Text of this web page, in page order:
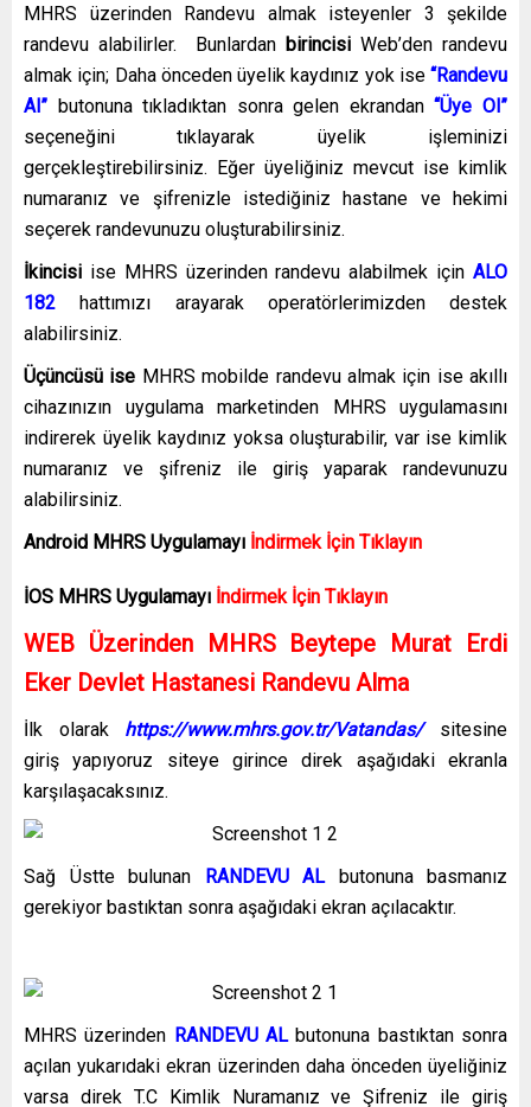
MHRS üzerinden Randevu almak isteyenler 3 şekilde
randevu alabilirler. Bunlardan birincisi Web’den randevu
almak için; Daha önceden üyelik kaydınız yok ise “Randevu
Al” butonuna tıkladıktan sonra gelen ekrandan“Üye Ol”
seçeneğini tıklayarak üyelik işleminizi
gerçekleştirebilirsiniz. Eğer üyeliğiniz mevcut ise kimlik
numaranız ve şifrenizle istediğiniz hastane ve hekimi
seçerek randevunuzu oluşturabilirsiniz.
İkincisi ise MHRS üzerinden randevu alabilmek için ALO
182 hattımızı arayarak operatörlerimizden destek
alabilirsiniz.
Üçüncüsü ise MHRS mobilde randevu almak için ise akıllı
cihazınızın uygulama marketinden MHRS uygulamasını
indirerek üyelik kaydınız yoksa oluşturabilir, var ise kimlik
numaranız ve şifreniz ile giriş yaparak randevunuzu
alabilirsiniz.
Android MHRS Uygulamayı İndirmek İçin Tıklayın
İOS MHRS Uygulamayı İndirmek İçin Tıklayın
WEB Üzerinden MHRS Beytepe Murat Erdi
Eker Devlet Hastanesi Randevu Alma
İlk olarak https://www.mhrs.gov.tr/Vatandas/ sitesine
giriş yapıyoruz siteye girince direk aşağıdaki ekranla
karşılaşacaksınız.
Sağ Üstte bulunan RANDEVU ALbutonuna basmanız
gerekiyor bastıktan sonra aşağıdaki ekran açılacaktır.
MHRS üzerinden RANDEVU ALbutonuna bastıktan sonra
açılan yukarıdaki ekran üzerinden daha önceden üyeliğiniz
varsa direk T.C Kimlik Nuramanız ve Şifreniz ile giriş